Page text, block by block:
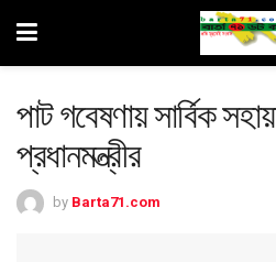
পাট গবেষণায় সার্বিক
প্রধানমন্ত্রীর
by Barta71.com